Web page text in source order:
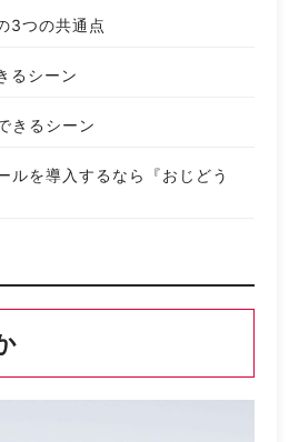
3つの共通点
るシーン
きるシーン
ルを導入するなら『おじどう